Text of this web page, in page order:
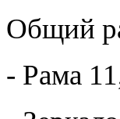
Общий
- Рама